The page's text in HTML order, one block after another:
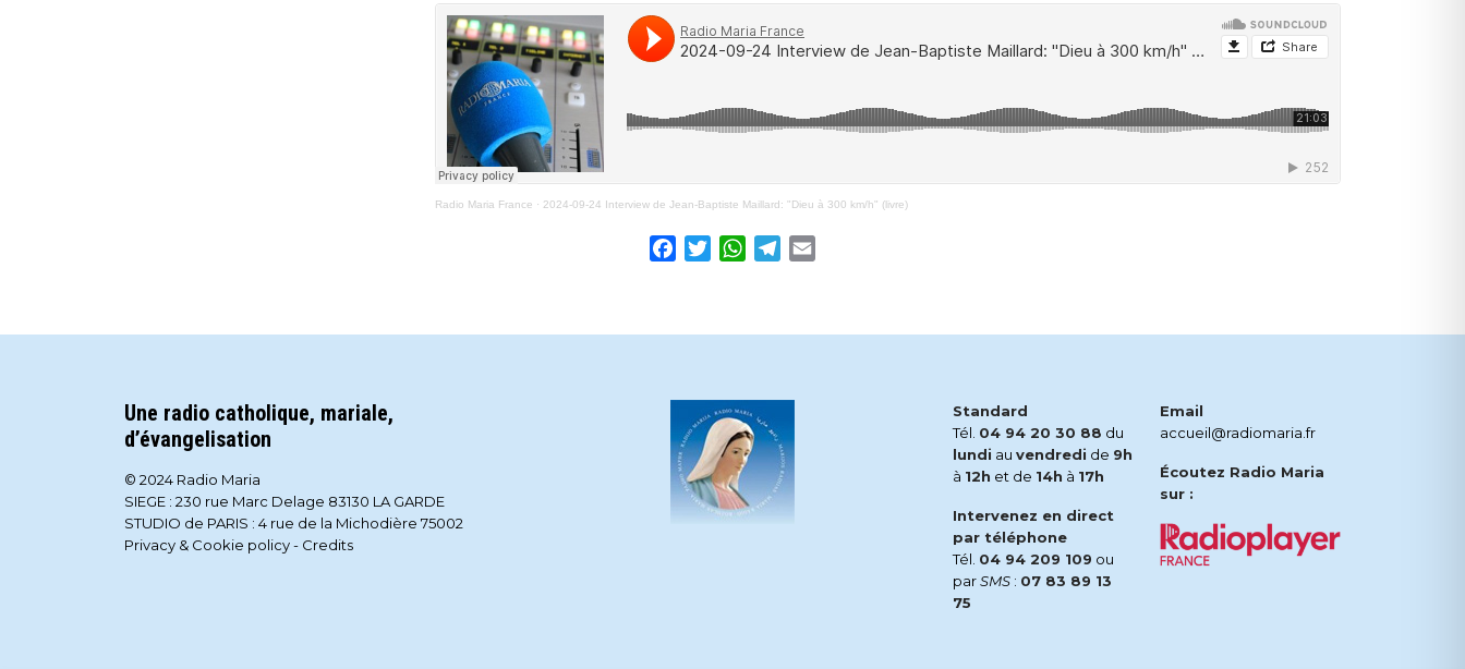
Radio Maria France · 2024-09-24 Interview de Jean-Baptiste Maillard: "Dieu à 300 km/h" (livre)
Facebook
TwitterWhatsApp
Telegram
Une radio catholique, mariale,
d’évangelisation
© 2024 Radio Maria
SIEGE : 230 rue Marc Delage 83130 LA GARDE
STUDIO de PARIS : 4 rue de la Michodière 75002
Privacy & Cookie policy- Credits
Standard
Tél. 04 94 20 30 88 du
lundi au vendredi de 9h
à 12h et de 14h à 17h
Intervenez en direct
par téléphone
Tél. 04 94 209 109 ou
parSMS : 07 83 89 13
75
Email
accueil@radiomaria.fr
Écoutez Radio Maria
sur :